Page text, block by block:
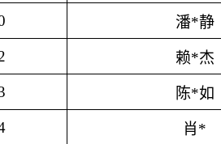
潘*静
赖*杰
陈*如
肖*